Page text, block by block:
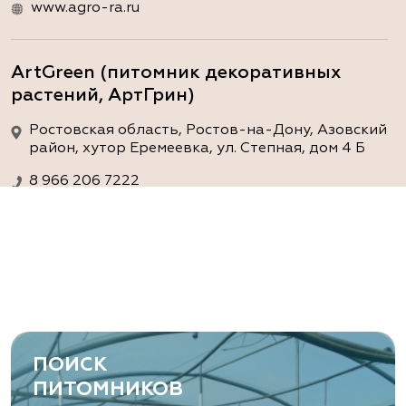
www.agro-ra.ru
ArtGreen (питомник декоративных
растений, АртГрин)
Ростовская область, Ростов-на-Дону, Азовский
район, хутор Еремеевка, ул. Степная, дом 4 Б
8 966 206 7222
Ростовская область, Ростов-на-Дону,
Левобережная ул, дом № 37
8 966 206 7222
ПОИСК
ПИТОМНИКОВ